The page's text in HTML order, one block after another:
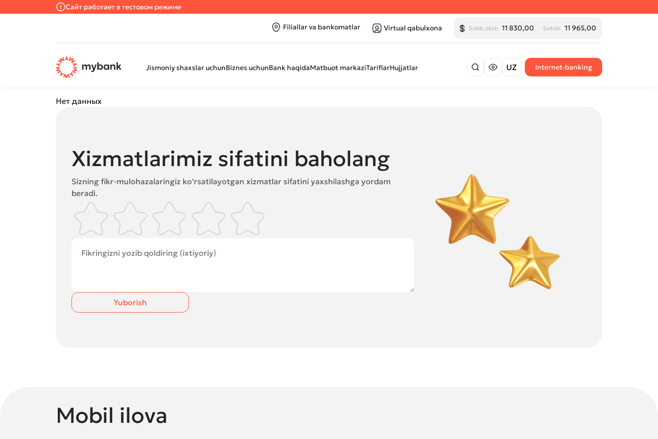
Сайт работает в тестовом режиме
Filiallar va bankomatlar Virtual qabulxona Sotib olish 11 830,00 Sotish 11 965,00
Jismoniy shaxslar uchunBiznes uchunBank haqidaMatbuot markaziTariflarHujjatlar UZ Internet-banking
Нет данных
Xizmatlarimiz sifatini baholang
Sizning fikr-mulohazalaringiz ko’rsatilayotgan xizmatlar sifatini yaxshilashga yordam
beradi.
Yuborish
Mobil ilova